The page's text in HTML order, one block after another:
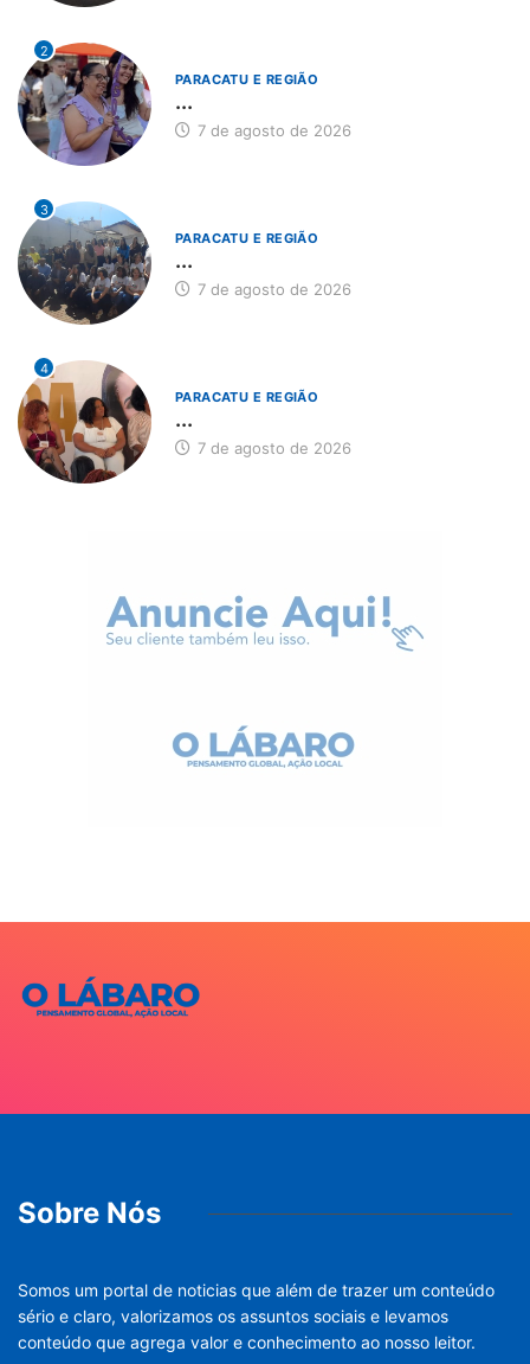
2
PARACATU E REGIÃO
...
7 de agosto de 2026
3
PARACATU E REGIÃO
...
7 de agosto de 2026
4
PARACATU E REGIÃO
...
7 de agosto de 2026
Sobre Nós
Somos um portal de noticias que além de trazer um conteúdo
sério e claro, valorizamos os assuntos sociais e levamos
conteúdo que agrega valor e conhecimento ao nosso leitor.